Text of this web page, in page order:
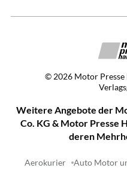
© 2026 Motor Presse
Weitere Angebote der
Co. KG & Motor Presse
deren
Aerokurier Auto Motor